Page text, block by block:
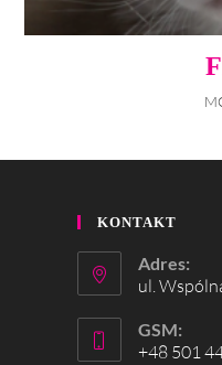
KONTAKT
Adres:
ul.
GSM:
+48 501